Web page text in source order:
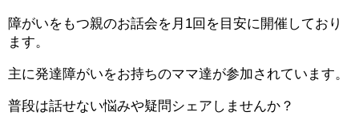
障がいをもつ親のお話会を月1回を目安に開催しており
ます。
主に発達障がいをお持ちのママ達が参加されています。
普段は話せない悩みや疑問シェアしませんか？